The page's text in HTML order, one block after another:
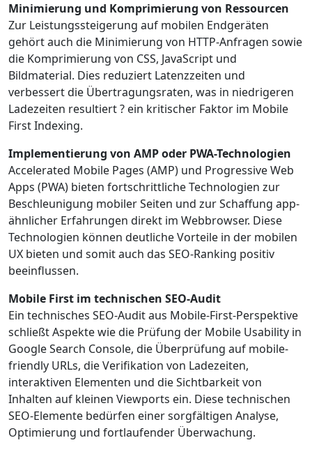
Minimierung und Komprimierung von Ressourcen
Zur Leistungssteigerung auf mobilen Endgeräten
gehört auch die Minimierung von HTTP-Anfragen sowie
die Komprimierung von CSS, JavaScript und
Bildmaterial. Dies reduziert Latenzzeiten und
verbessert die Übertragungsraten, was in niedrigeren
Ladezeiten resultiert ? ein kritischer Faktor im Mobile
First Indexing.
Implementierung von AMP oder PWA-Technologien
Accelerated Mobile Pages (AMP) und Progressive Web
Apps (PWA) bieten fortschrittliche Technologien zur
Beschleunigung mobiler Seiten und zur Schaffung app-
ähnlicher Erfahrungen direkt im Webbrowser. Diese
Technologien können deutliche Vorteile in der mobilen
UX bieten und somit auch das SEO-Ranking positiv
beeinflussen.
Mobile First im technischen SEO-Audit
Ein technisches SEO-Audit aus Mobile-First-Perspektive
schließt Aspekte wie die Prüfung der Mobile Usability in
Google Search Console, die Überprüfung auf mobile-
friendly URLs, die Verifikation von Ladezeiten,
interaktiven Elementen und die Sichtbarkeit von
Inhalten auf kleinen Viewports ein. Diese technischen
SEO-Elemente bedürfen einer sorgfältigen Analyse,
Optimierung und fortlaufender Überwachung.